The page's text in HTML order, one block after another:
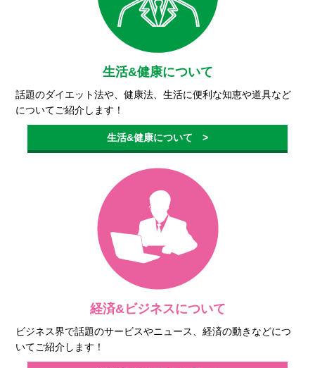
生活&健康について
話題のダイエット法や、健康法、生活に便利な知恵や道具など
についてご紹介します！
生活&健康について >
経済&ビジネスについて
ビジネス界で話題のサービスやニュース、経済の動きなどにつ
いてご紹介します！